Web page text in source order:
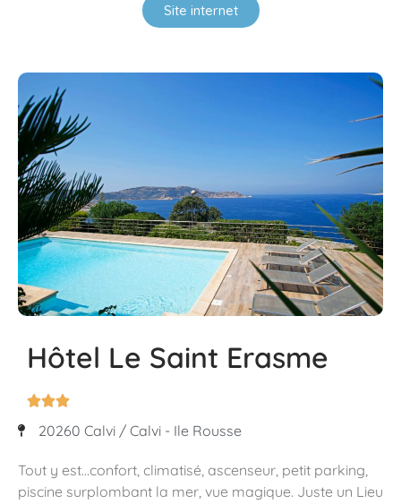
Site internet
Hôtel Le Saint Erasme

20260 Calvi / Calvi - Ile Rousse
Tout y est…confort, climatisé, ascenseur, petit parking,
piscine surplombant la mer, vue magique. Juste un Lieu